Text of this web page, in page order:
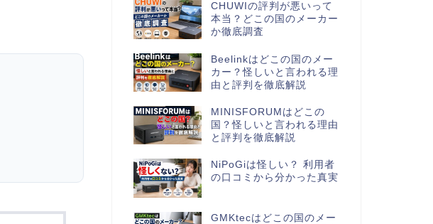
CHUWIの評判が悪いって
本当？どこの国のメーカー
か徹底調査
Beelinkはどこの国のメー
カー？怪しいと言われる理
由と評判を徹底解説
MINISFORUMはどこの
国？怪しいと言われる理由
と評判を徹底解説
NiPoGiは怪しい？ 利用者
の口コミから分かった真実
GMKtecはどこの国のメー